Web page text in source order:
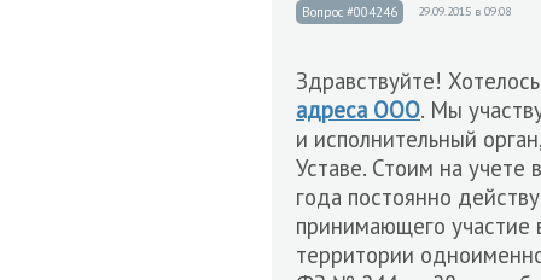
Вопрос #004246 29.09.2015 в 09:08
Здравствуйте!
адреса ООО. Мы
и исполнительный
Уставе. Стоим на учете
года постоянно
принимающего участие
территории